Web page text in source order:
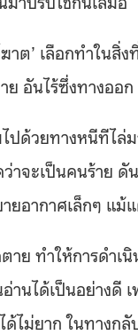
ฆาต’ เลือกทำใ
ย อันไร้ซึ่งทางอ
ปด้วยทางหนีทีไล่
าจะเป็นคนร้าย
ยอากาศเล็กๆ แ
าย ทำให้การดำเ
านได้เป็นอย่างดี
ด้ไม่ยาก ในทางก